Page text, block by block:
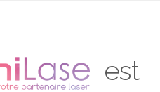
est